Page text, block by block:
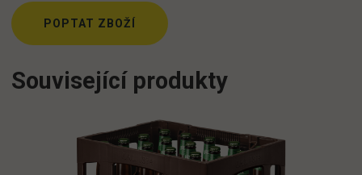
POPTAT ZBOŽÍ
Související produkty